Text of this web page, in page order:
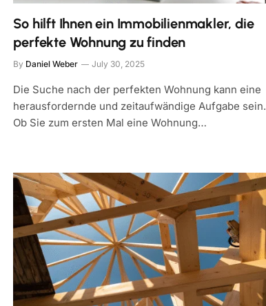
So hilft Ihnen ein Immobilienmakler, die
perfekte Wohnung zu finden
By Daniel Weber July 30, 2025
Die Suche nach der perfekten Wohnung kann eine
herausfordernde und zeitaufwändige Aufgabe sein.
Ob Sie zum ersten Mal eine Wohnung…